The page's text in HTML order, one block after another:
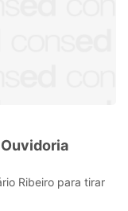
Ribeiro para tirar